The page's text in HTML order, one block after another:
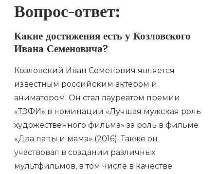
Вопрос-ответ:
Какие достижения есть у Козловского
Ивана Семеновича?
Козловский Иван Семенович является
известным российским актёром и
аниматором. Он стал лауреатом премии
«ТЭФИ» в номинации «Лучшая мужская роль
художественного фильма» за роль в фильме
«Два папы и мама» (2016). Также он
участвовал в создании различных
мультфильмов, в том числе в качестве